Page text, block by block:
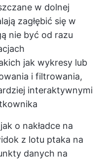
w dolnej
zagłębić się w
nie być od razu
jak wykresy lub
i filtrowania,
interaktywnymi
o nakładce na
z lotu ptaka na
danych na